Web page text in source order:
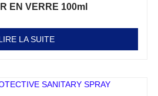
EN VERRE 100ml
LA SUITE